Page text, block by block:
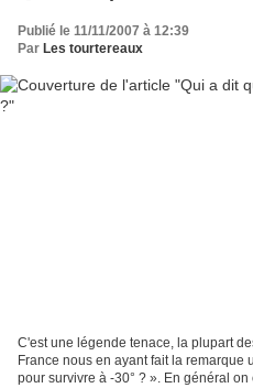
Publié le 11/11/2007 à 12:39
Par Les tourtereaux
C'est une légende tenace, la plupart
France nous en ayant fait la remarque
pour survivre à -30° ? ». En général